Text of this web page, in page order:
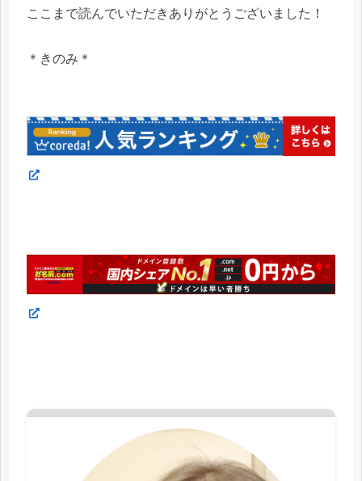
ここまで読んでいただきありがとうございました！
＊きのみ＊